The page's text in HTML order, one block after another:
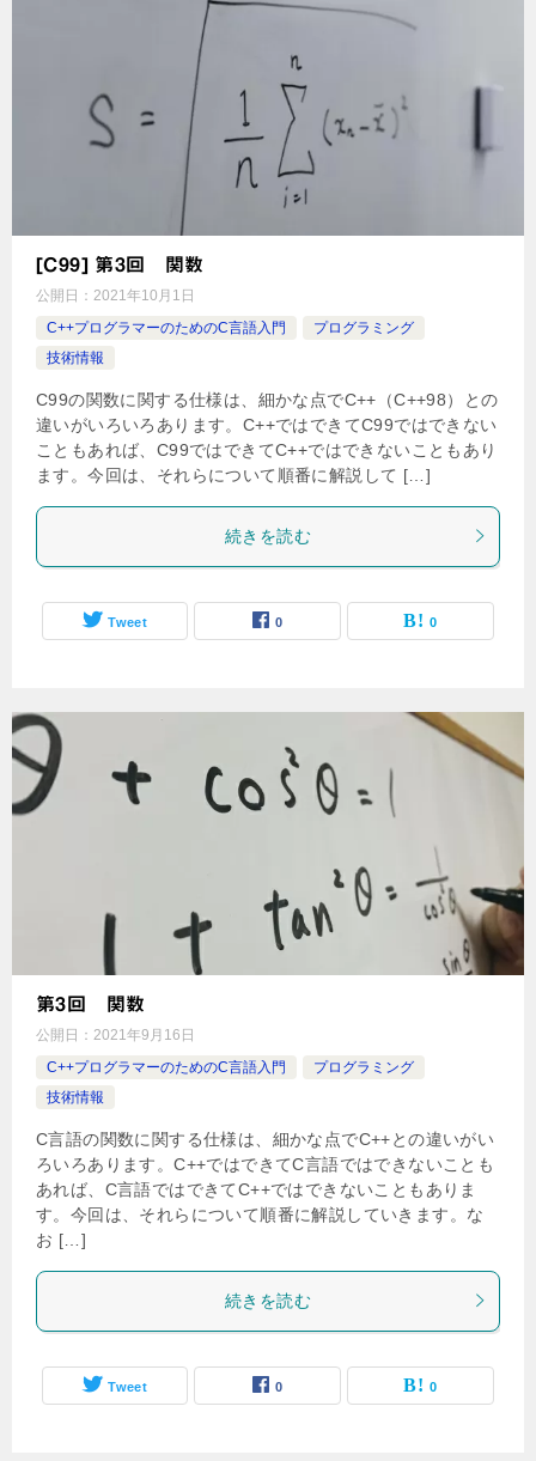
[C99] 第3回 関数
公開日： 2021年10月1日
C++プログラマーのためのC言語入門
プログラミング
技術情報
C99の関数に関する仕様は、細かな点でC++（C++98）との
違いがいろいろあります。C++ではできてC99ではできない
こともあれば、C99ではできてC++ではできないこともあり
ます。今回は、それらについて順番に解説して […]
続きを読む
Tweet 0 0
第3回 関数
公開日： 2021年9月16日
C++プログラマーのためのC言語入門
プログラミング
技術情報
C言語の関数に関する仕様は、細かな点でC++との違いがい
ろいろあります。C++ではできてC言語ではできないことも
あれば、C言語ではできてC++ではできないこともありま
す。今回は、それらについて順番に解説していきます。な
お […]
続きを読む
Tweet 0 0